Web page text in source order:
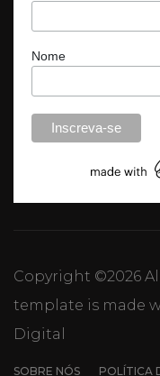
Nome
Copyright ©2026
template is made
Digital
SOBRE NÓS POLÍTICA